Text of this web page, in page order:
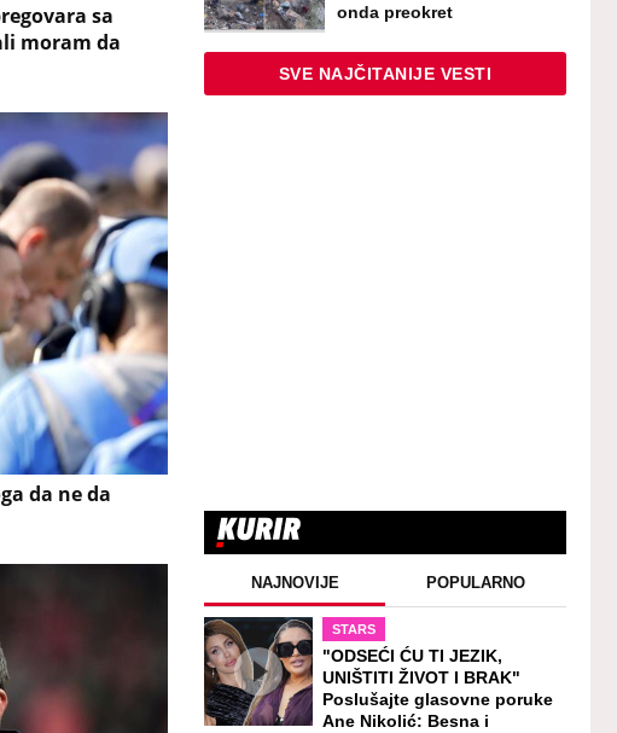
sa
moram da
da ne da
onda preokret
SVE NAJČITANIJE VESTI
NAJNOVIJE POPULARNO
STARS
"ODSEĆI ĆU TI JEZIK,
UNIŠTITI ŽIVOT I BRAK"
Poslušajte glasovne poruke
Ane Nikolić: Besna i